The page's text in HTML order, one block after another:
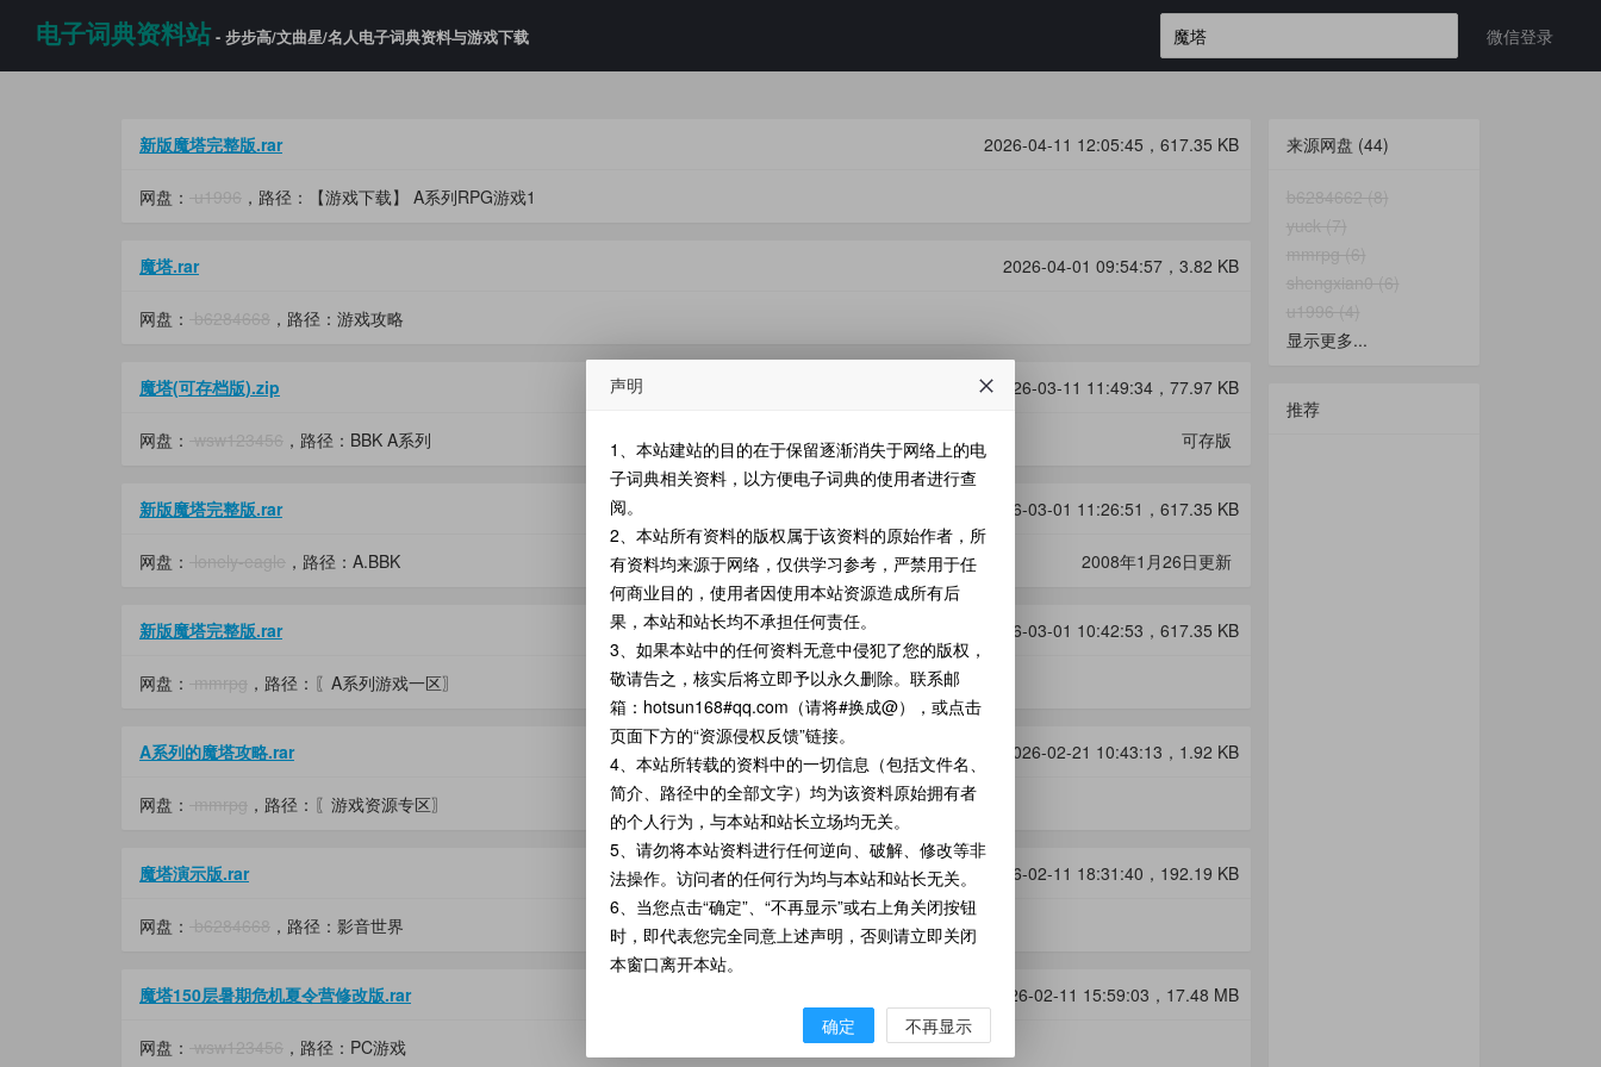
电子词典资料站 - 步步高/文曲星/名人电子词典资料与游戏下载 微信登录
新版魔塔完整版.rar 2026-04-11 12:05:45， 617.35 KB
网盘： u1996 ，路径：【游戏下载】 A系列RPG游戏1
魔塔.rar 2026-04-01 09:54:57， 3.82 KB
网盘： b6284668 ，路径：游戏攻略
魔塔(可存档版).zip 2026-03-11 11:49:34， 77.97 KB
网盘： wsw123456 ，路径：BBK A系列 可存版
新版魔塔完整版.rar 2026-03-01 11:26:51， 617.35 KB
网盘： lonely-eagle ，路径：A.BBK 2008年1月26日更新
新版魔塔完整版.rar 2026-03-01 10:42:53， 617.35 KB
网盘： mmrpg ，路径：〖A系列游戏一区〗
A系列的魔塔攻略.rar 2026-02-21 10:43:13， 1.92 KB
网盘： mmrpg ，路径：〖游戏资源专区〗
魔塔演示版.rar 2026-02-11 18:31:40， 192.19 KB
网盘： b6284668 ，路径：影音世界
魔塔150层暑期危机夏令营修改版.rar 2026-02-11 15:59:03， 17.48 MB
网盘： wsw123456 ，路径：PC游戏
来源网盘 (44)
b6284662 (8)
yuck (7)
mmrpg (6)
shengxian0 (6)
u1996 (4)
显示更多...
推荐
声明
1、本站建站的目的在于保留逐渐消失于网络上的电
子词典相关资料，以方便电子词典的使用者进行查
阅。
2、本站所有资料的版权属于该资料的原始作者，所
有资料均来源于网络，仅供学习参考，严禁用于任
何商业目的，使用者因使用本站资源造成所有后
果，本站和站长均不承担任何责任。
3、如果本站中的任何资料无意中侵犯了您的版权，
敬请告之，核实后将立即予以永久删除。联系邮
箱：hotsun168#qq.com（请将#换成@），或点击
页面下方的“资源侵权反馈”链接。
4、本站所转载的资料中的一切信息（包括文件名、
简介、路径中的全部文字）均为该资料原始拥有者
的个人行为，与本站和站长立场均无关。
5、请勿将本站资料进行任何逆向、破解、修改等非
法操作。访问者的任何行为均与本站和站长无关。
6、当您点击“确定”、“不再显示”或右上角关闭按钮
时，即代表您完全同意上述声明，否则请立即关闭
本窗口离开本站。
确定 不再显示